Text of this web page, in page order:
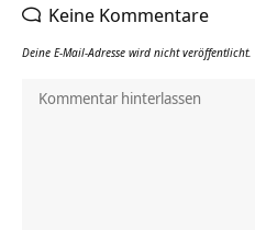
Keine Kommentare
Deine E-Mail-Adresse wird nicht veröffentlicht.